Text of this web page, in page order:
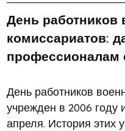
День работников
комиссариатов:
профессионалам
День работников
учрежден в 2006 году
апреля. История этих